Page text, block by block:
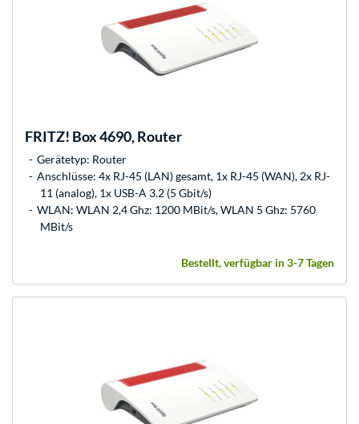
FRITZ! Box 4690, Router
Gerätetyp: Router
Anschlüsse: 4x RJ-45 (LAN) gesamt, 1x RJ-45 (WAN), 2x RJ-
11 (analog), 1x USB-A 3.2 (5 Gbit/s)
WLAN: WLAN 2,4 Ghz: 1200 MBit/s, WLAN 5 Ghz: 5760
MBit/s
Bestellt, verfügbar in 3-7 Tagen